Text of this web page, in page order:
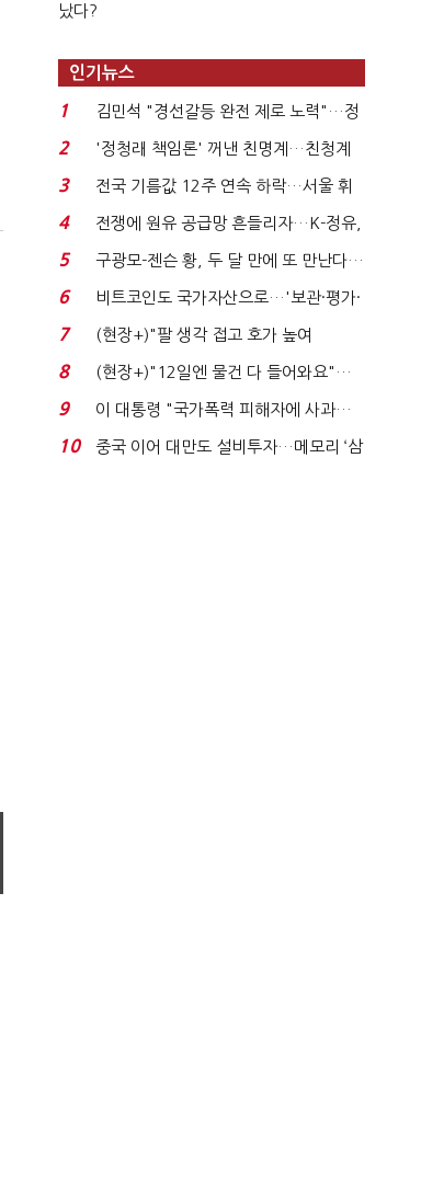
났다?
인기뉴스
1
김민석 "경선갈등 완전 제로 노력"…정
청래 "반명 공세 사...
2
'정청래 책임론' 꺼낸 친명계…친청계
는 추가투표 때리기...
3
전국 기름값 12주 연속 하락…서울 휘
발윳값 1909원...
4
전쟁에 원유 공급망 흔들리자…K-정유,
에너지안보 핵심...
5
구광모-젠슨 황, 두 달 만에 또 만난다…
로봇·AI 등 논...
6
비트코인도 국가자산으로…'보관·평가·
처분' 기준은 ...
7
(현장+)"팔 생각 접고 호가 높여
요"…'덜 똘똘한 한 채' 20...
8
(현장+)"12일엔 물건 다 들어와요"…
빈 매대 채우며 문 연 ...
9
이 대통령 "국가폭력 피해자에 사과…
적극적 조사로 진...
10
중국 이어 대만도 설비투자…메모리 ‘삼